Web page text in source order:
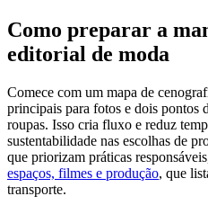
Como preparar a
editorial de moda
Comece com um mapa de
principais para fotos e dois pontos
roupas. Isso cria fluxo e reduz
sustentabilidade nas escolhas de
que priorizam práticas
espaços, filmes e produção, que
transporte.